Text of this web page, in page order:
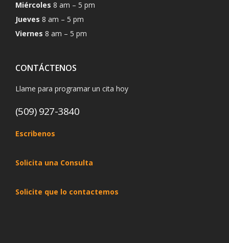
Miércoles 8 am – 5 pm
Jueves 8 am – 5 pm
Viernes 8 am – 5 pm
CONTÁCTENOS
Llame para programar un cita hoy
(509) 927-3840
Escribenos
Solicita una Consulta
Solicite que lo contactemos